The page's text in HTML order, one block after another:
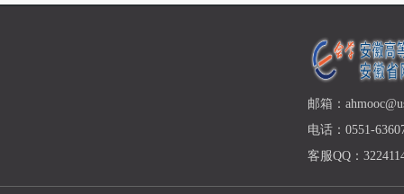
邮箱：
电话：0551-
客服QQ：